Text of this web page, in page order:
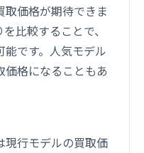
価格が期待できま
比較することで、
です。人気モデル
格になることもあ
現行モデルの買取価